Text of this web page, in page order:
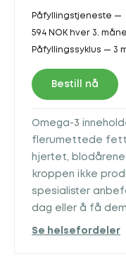
Påfyllingstjeneste —
594 NOK hver 3.
Påfyllingssyklus — 3
Bestill nå
Omega-3
flerumettede
hjertet,
kroppen ikke
spesialister
dag eller å få
Se helsefordeler